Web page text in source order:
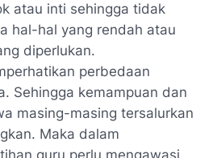
atau inti sehingga tidak
hal-hal yang rendah atau
diperlukan.
perbedaan
Sehingga kemampuan dan
masing-masing tersalurkan
Maka dalam
guru perlu mengawasi